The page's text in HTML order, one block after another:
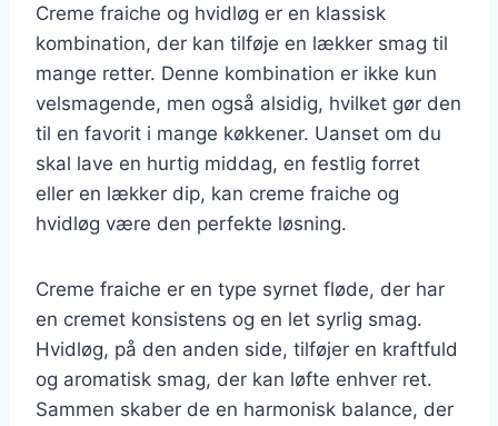
Creme fraiche og hvidløg er en klassisk
kombination, der kan tilføje en lækker smag til
mange retter. Denne kombination er ikke kun
velsmagende, men også alsidig, hvilket gør den
til en favorit i mange køkkener. Uanset om du
skal lave en hurtig middag, en festlig forret
eller en lækker dip, kan creme fraiche og
hvidløg være den perfekte løsning.
Creme fraiche er en type syrnet fløde, der har
en cremet konsistens og en let syrlig smag.
Hvidløg, på den anden side, tilføjer en kraftfuld
og aromatisk smag, der kan løfte enhver ret.
Sammen skaber de en harmonisk balance, der